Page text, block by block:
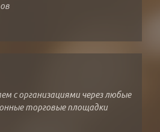
с организациями через любые
торговые площадки